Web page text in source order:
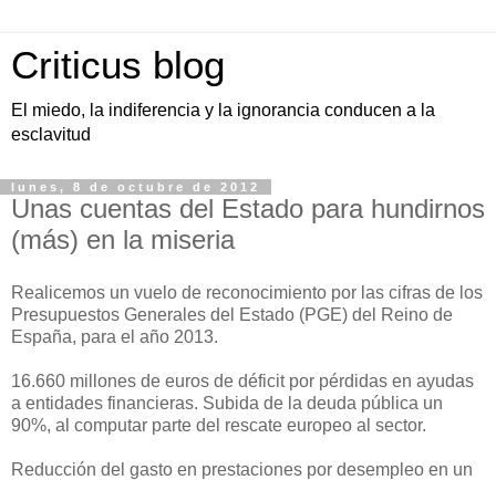
Criticus blog
El miedo, la indiferencia y la ignorancia conducen a la
esclavitud
lunes, 8 de octubre de 2012
Unas cuentas del Estado para hundirnos
(más) en la miseria
Realicemos un vuelo de reconocimiento por las cifras de los
Presupuestos Generales del Estado (PGE) del Reino de
España, para el año 2013.
16.660 millones de euros de déficit por pérdidas en ayudas
a entidades financieras. Subida de la deuda pública un
90%, al computar parte del rescate europeo al sector.
Reducción del gasto en prestaciones por desempleo en un